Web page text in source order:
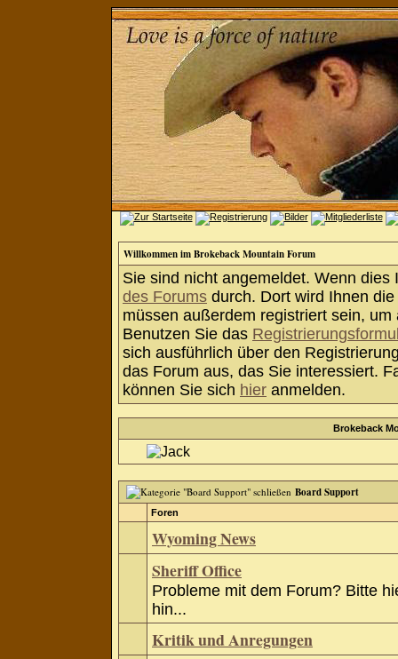
Willkommen im Brokeback Mountain Forum
Sie sind nicht angemeldet. Wenn
des Forums durch. Dort wird Ihnen
müssen außerdem registriert sein,
Benutzen Sie das
sich ausführlich über den
das Forum aus, das Sie interessiert.
können Sie sich hier anmelden.
Brokeback
Board Support
Foren
Wyoming News
Sheriff Office
Probleme mit dem Forum? Bitte
hin...
Kritik und Anregungen